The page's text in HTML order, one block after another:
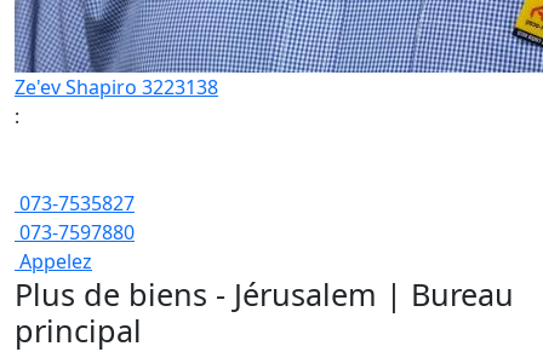
Ze'ev Shapiro 3223138
:
073-7535827
073-7597880
Appelez
Plus de biens - Jérusalem | Bureau
principal